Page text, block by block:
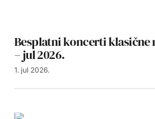
Besplatni koncerti klasične
– jul 2026.
1. jul 2026.